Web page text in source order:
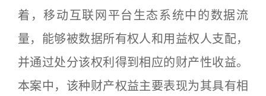
着，移动互联网平台生态系统中的数据流
量，能够被数据所有权人和用益权人支配，
并通过处分该权利得到相应的财产性收益。
本案中，该种财产权益主要表现为其具有相